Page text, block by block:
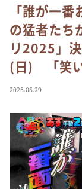
なるみ・岡
相席食堂
これ余談
～人生密
て真剣です
探偵！ナイ
news おか
河合＆
（news お
DAIGOも
「誰が一
の猛者たち
リ2025」
(日) 「笑い
2025.06.29